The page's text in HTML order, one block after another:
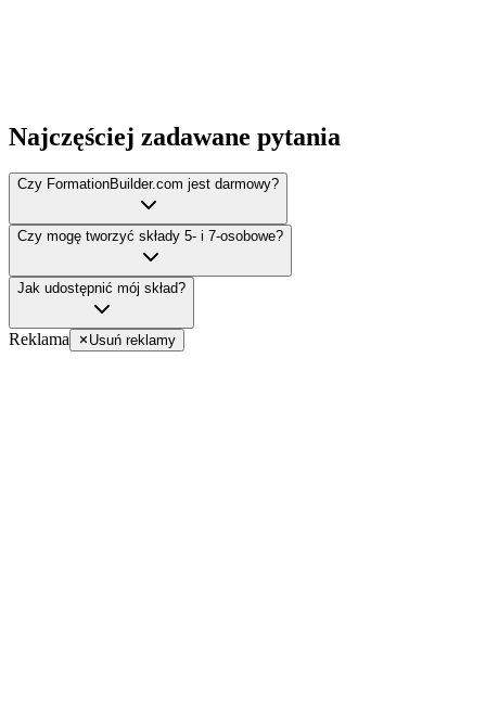
Najczęściej zadawane pytania
Czy FormationBuilder.com jest darmowy?
Czy mogę tworzyć składy 5- i 7-osobowe?
Jak udostępnić mój skład?
Reklama Usuń reklamy